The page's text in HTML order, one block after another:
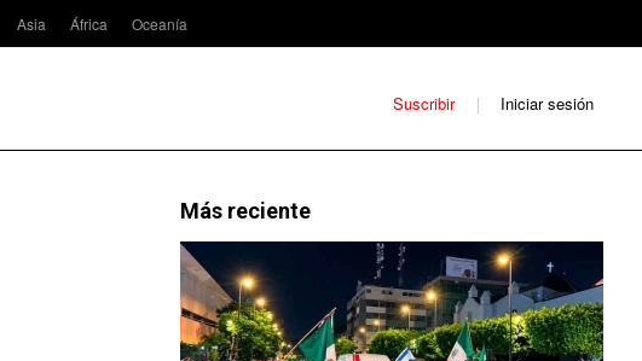
Asia África Oceanía
Suscribir Iniciar sesión
Más reciente